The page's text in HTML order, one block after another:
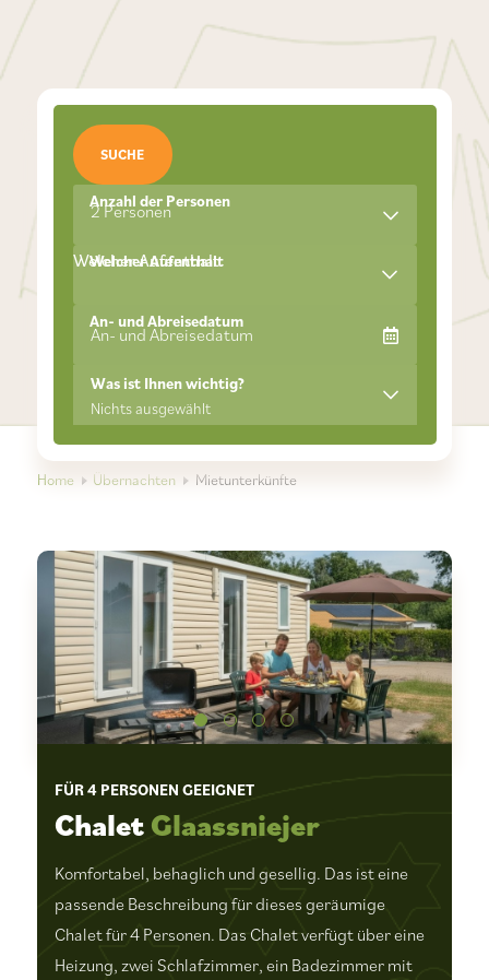
Welcher Aufenthalt
Welcher Aufenthalt
An- und Abreisedatum
Anzahl der Personen
2 Personen
SUCHE
Was ist Ihnen wichtig?
Nichts ausgewählt
Home Übernachten Mietunterkünfte
FÜR 4 PERSONEN GEEIGNET
ChaletGlaassniejer
Komfortabel, behaglich und gesellig. Das ist eine
passende Beschreibung für dieses geräumige
Chalet für 4 Personen. Das Chalet verfügt über eine
Heizung, zwei Schlafzimmer, ein Badezimmer mit